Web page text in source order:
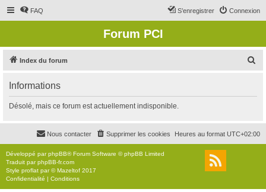
FAQ Connexion
S’enregistrer
Forum PCI
Index du forum
r
c
r
Informations
Désolé, mais ce forum est actuellement indisponible.
Heures au format UTC+02:00
Supprimer les cookies
Nous contacter
Développé parphpBB® Forum Software © phpBB Limited
Traduit parphpBB-fr.com
Style proflat par ©Mazeltof 2017
Confidentialité | Conditions